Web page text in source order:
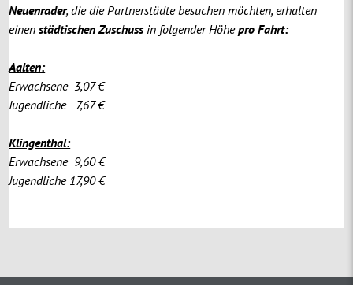
Neuenrader, die die Partnerstädte besuchen möchten, erhalten
einenstädtischen Zuschussin folgender Höhepro Fahrt:
Aalten:
Erwachsene 3,07 €
Jugendliche 7,67 €
Klingenthal:
Erwachsene 9,60 €
Jugendliche 17,90 €